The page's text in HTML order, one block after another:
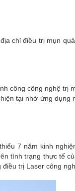
chỉ điều trị mụn
công công nghệ trị
tại nhờ ứng dụng
7 năm kinh
tình trạng thực tế
trị Laser công